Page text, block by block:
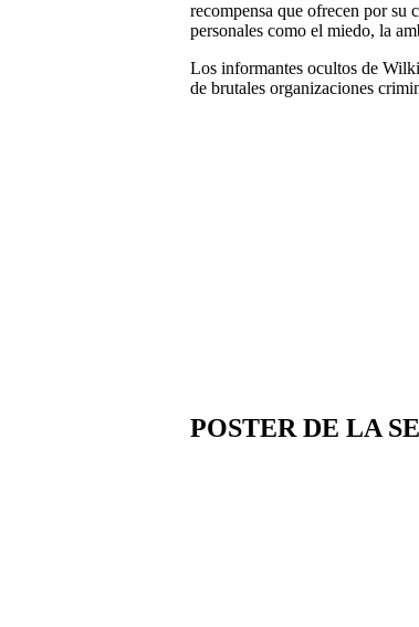
recompensa que ofrecen por su
personales como el miedo, la
Los informantes ocultos de
de brutales organizaciones
POSTER DE LA